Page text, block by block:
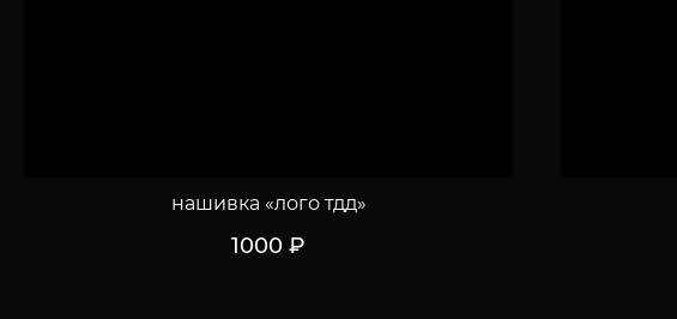
нашивка «лого тдд»
1000 ₽